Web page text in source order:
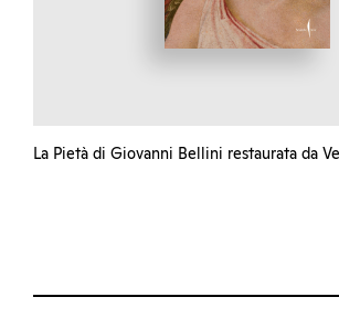
La Pietà di Giovanni Bellini restaurata da